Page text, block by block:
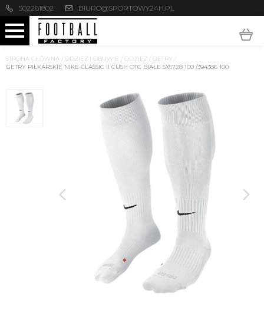
502261802 BIURO@SPORTOWY24H.PL
STRONA GŁÓWNA / ODZIEŻ I OBUWIE / ODZIEŻ / GETRY /
GETRY PIŁKARSKIE NIKE CLASSIC II CUSH OTC BIAŁE SX5728 100 /394386 100